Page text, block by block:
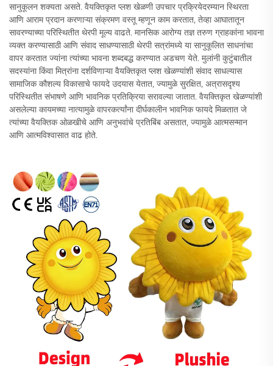
सानुकूलन शक्यता असते. वैयक्तिकृत प्लश खेळणी उपचार प्रक्रियेदरम्यान स्थिरता
आणि आराम प्रदान करणाऱ्या संक्रमण वस्तू म्हणून काम करतात, तेव्हा आघातातून
सावरण्याच्या परिस्थितीत थेरपी मूल्य वाढते. मानसिक आरोग्य तज्ञ तरुण ग्राहकांना भावना
व्यक्त करण्यासाठी आणि संवाद साधण्यासाठी थेरपी सत्रांमध्ये या सानुकूलित साधनांचा
वापर करतात ज्यांना त्यांच्या भावना शब्दबद्ध करण्यात अडचण येते. मुलांनी कुटुंबातील
सदस्यांना किंवा मित्रांना दर्शविणाऱ्या वैयक्तिकृत प्लश खेळण्यांशी संवाद साधल्यास
सामाजिक कौशल्य विकासाचे फायदे उदयास येतात, ज्यामुळे सुरक्षित, अत्रासदृश्य
परिस्थितीत संभाषणे आणि भावनिक प्रतिक्रिया सरावल्या जातात. वैयक्तिकृत खेळण्यांशी
असलेल्या कायमच्या नात्यामुळे वापरकर्त्यांना दीर्घकालीन भावनिक फायदे मिळतात जे
त्यांच्या वैयक्तिक ओळखीचे आणि अनुभवांचे प्रतिबिंब असतात, ज्यामुळे आत्मसन्मान
आणि आत्मविश्वासात वाढ होते.